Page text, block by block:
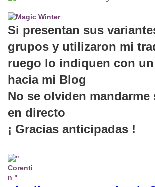
Si presentan sus
grupos y utilizaron mi
ruego lo indiquen con
hacia mi Blog
No se olviden mandarme
en directo
¡ Gracias anticipadas !